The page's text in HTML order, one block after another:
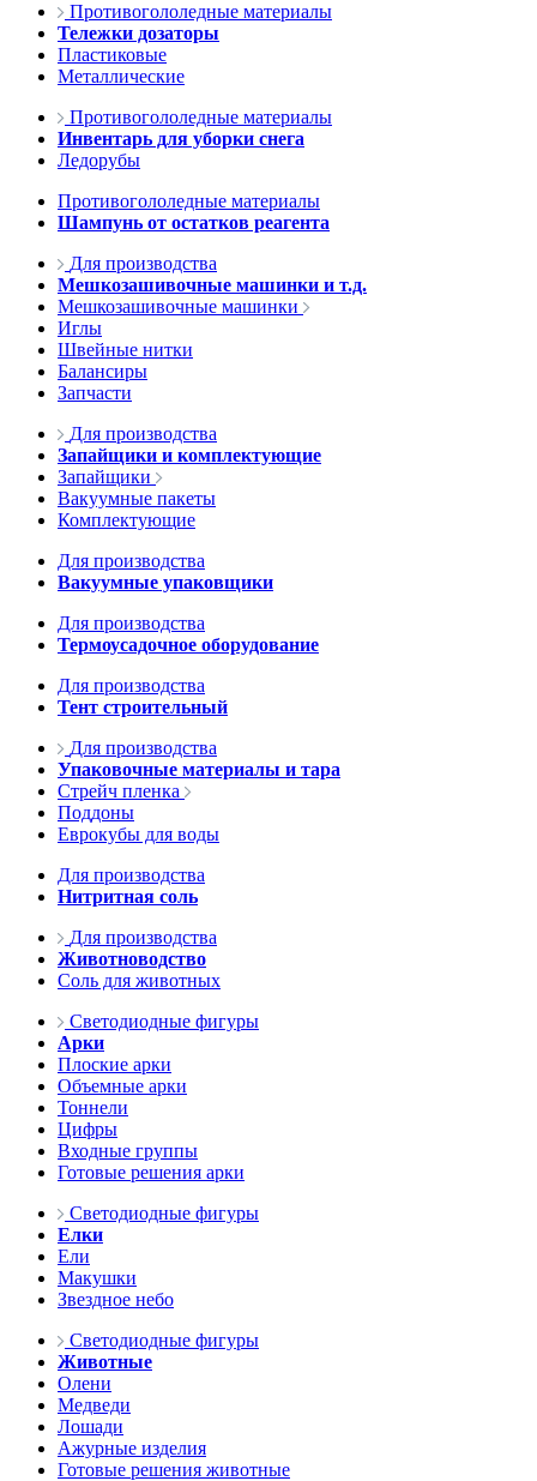
Противогололедные материалы
Тележки дозаторы
Пластиковые
Металлические
Противогололедные материалы
Инвентарь для уборки снега
Ледорубы
Противогололедные материалы
Шампунь от остатков реагента
Для производства
Мешкозашивочные машинки и т.д.
Мешкозашивочные машинки
Иглы
Швейные нитки
Балансиры
Запчасти
Для производства
Запайщики и комплектующие
Запайщики
Вакуумные пакеты
Комплектующие
Для производства
Вакуумные упаковщики
Для производства
Термоусадочное оборудование
Для производства
Тент строительный
Для производства
Упаковочные материалы и тара
Стрейч пленка
Поддоны
Еврокубы для воды
Для производства
Нитритная соль
Для производства
Животноводство
Соль для животных
Светодиодные фигуры
Арки
Плоские арки
Объемные арки
Тоннели
Цифры
Входные группы
Готовые решения арки
Светодиодные фигуры
Елки
Ели
Макушки
Звездное небо
Светодиодные фигуры
Животные
Олени
Медведи
Лошади
Ажурные изделия
Готовые решения животные